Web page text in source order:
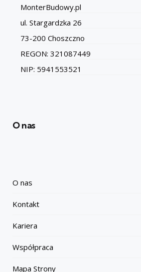
MonterBudowy.pl
ul. Stargardzka 26
73-200 Choszczno
REGON: 321087449
NIP: 5941553521
O nas
O nas
Kontakt
Kariera
Współpraca
Mapa Strony